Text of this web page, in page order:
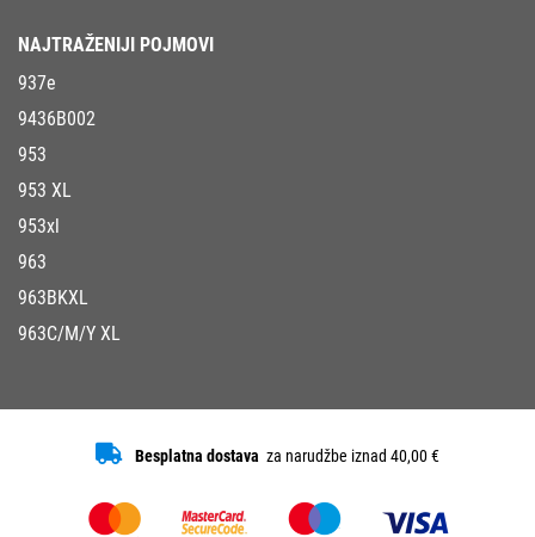
NAJTRAŽENIJI POJMOVI
937e
9436B002
953
953 XL
953xl
963
963BKXL
963C/M/Y XL
Besplatna dostava za narudžbe iznad 40,00 €